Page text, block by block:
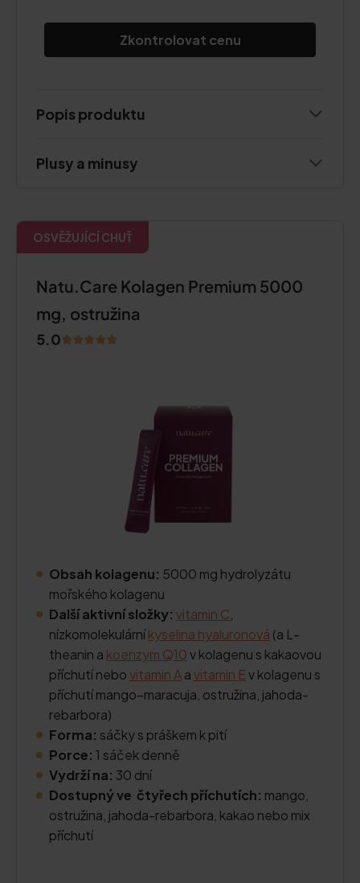
Zkontrolovat cenu
Popis produktu
Plusy a minusy
OSVĚŽUJÍCÍ CHUŤ
Natu.Care Kolagen Premium 5000
mg, ostružina
5.0
Obsah kolagenu: 5000 mg hydrolyzátu
mořského kolagenu
Další aktivní složky: vitamin C,
nízkomolekulárníkyselina hyaluronová (a L-
theanin a koenzym Q10v kolagenu s kakaovou
příchutí nebovitamin Aavitamin Ev kolagenu s
příchutí mango–maracuja, ostružina, jahoda-
rebarbora)
Forma: sáčky s práškem k pití
Porce: 1 sáček denně
Vydrží na: 30 dní
Dostupný ve čtyřech příchutích: mango,
ostružina, jahoda-rebarbora, kakao nebo mix
příchutí